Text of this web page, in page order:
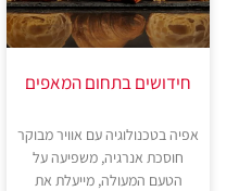
חידושים בתחום המאפים
אפיה בטכנולוגיה עם אוויר מבוקר
חוסכת אנרגיה, משפיעה על
הטעם המעולה, מייעלת את